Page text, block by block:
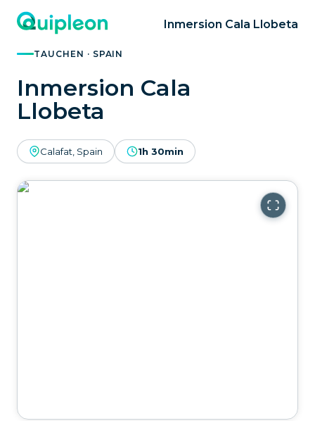
Inmersion Cala Llobeta
TAUCHEN · SPAIN
Inmersion Cala
Llobeta
Calafat, Spain 1h 30min